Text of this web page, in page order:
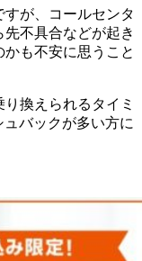
が、コールセンタ
不具合などが起き
も不安に思うこと
換えられるタイミ
バックが多い方に